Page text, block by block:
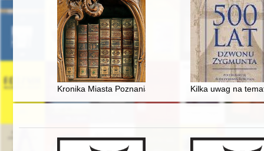
Kronika Miasta Poznania. 2023, [nr] 1,Kilka uwag na